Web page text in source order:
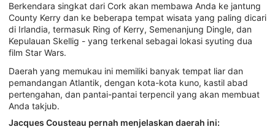
Berkendara singkat dari Cork akan membawa Anda ke jantung
County Kerry dan ke beberapa tempat wisata yang paling dicari
di Irlandia, termasuk Ring of Kerry, Semenanjung Dingle, dan
Kepulauan Skellig - yang terkenal sebagai lokasi syuting dua
film Star Wars.
Daerah yang memukau ini memiliki banyak tempat liar dan
pemandangan Atlantik, dengan kota-kota kuno, kastil abad
pertengahan, dan pantai-pantai terpencil yang akan membuat
Anda takjub.
Jacques Cousteau pernah menjelaskan daerah ini: